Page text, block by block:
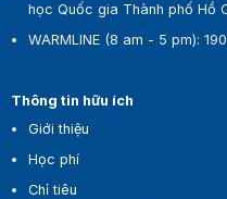
học Quốc gia Thành phố Hồ
WARMLINE (8 am - 5 pm):
Thông tin hữu ích
Giới thiệu
Học phí
Chỉ tiêu